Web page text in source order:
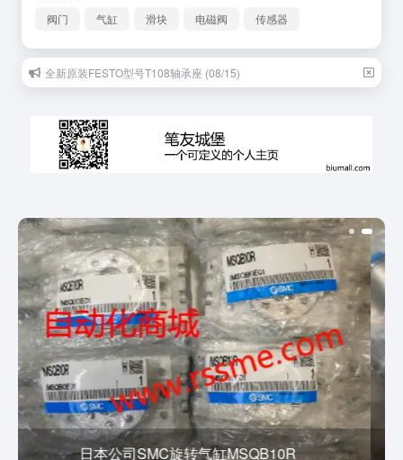
阀门 气缸 滑块 电磁阀 传感器
全新原装FESTO型号T108轴承座 (08/15)
全新正品SMC节流阀AS1201F-M5-06A